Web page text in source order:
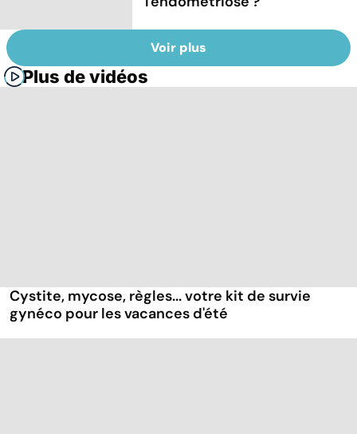
Voir plus
Plus de vidéos
Cystite, mycose, règles... votre kit de survie
gynéco pour les vacances d'été